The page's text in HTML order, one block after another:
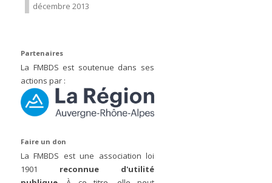
décembre 2013
Partenaires
La FMBDS est soutenue dans ses
actions par :
Faire un don
La FMBDS est une association loi
1901 reconnue d'utilité